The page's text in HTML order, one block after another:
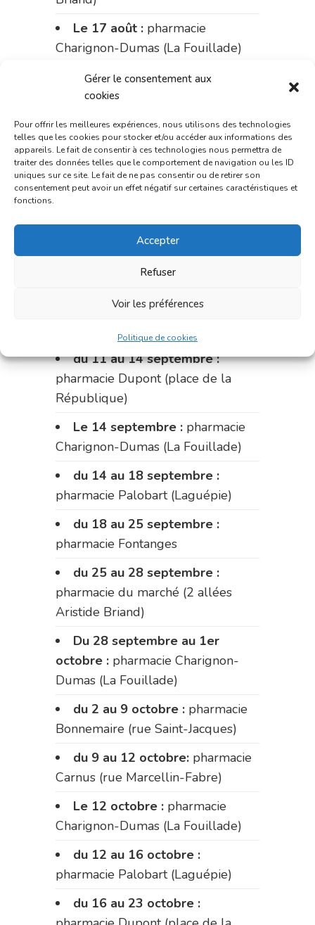
Gérer le consentement aux
cookies
Pour offrir les meilleures expériences, nous utilisons des technologies
telles que les cookies pour stocker et/ou accéder aux informations des
appareils. Le fait de consentir à ces technologies nous permettra de
traiter des données telles que le comportement de navigation ou les ID
uniques sur ce site. Le fait de ne pas consentir ou de retirer son
consentement peut avoir un effet négatif sur certaines caractéristiques et
fonctions.
Accepter
Refuser
Voir les préférences
Politique de cookies
Le 17 août : pharmacie
Charignon-Dumas (La Fouillade)
du 17 au 21 août :pharmacie
Palobart (Laguépie)
du 21 au 28 août :pharmacie
Dupont (place de la République)
du 28 au 31 août :pharmacie
Bonnemaire (rue Saint-Jacques)
Du 31 août au 4 septembre :
pharmacie Charignon-Dumas (La
Fouillade)
pharmacie Carnus (rue Marcellin-
du 11 au 14 septembre :
pharmacie Dupont (place de la
République)
Le 14 septembre : pharmacie
Charignon-Dumas (La Fouillade)
du 14 au 18 septembre :
pharmacie Palobart (Laguépie)
du 18 au 25 septembre :
pharmacie Fontanges
du 25 au 28 septembre :
pharmacie du marché (2 allées
Aristide Briand)
Du 28 septembre au 1er
octobre : pharmacie Charignon-
Dumas (La Fouillade)
du 2 au 9 octobre : pharmacie
Bonnemaire (rue Saint-Jacques)
du 9 au 12 octobre: pharmacie
Carnus (rue Marcellin-Fabre)
Le 12 octobre : pharmacie
Charignon-Dumas (La Fouillade)
du 12 au 16 octobre :
pharmacie Palobart (Laguépie)
du 16 au 23 octobre :